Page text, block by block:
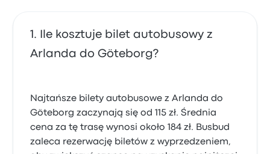
Ile kosztuje bilet autobusowy z
Arlanda do Göteborg?
Najtańsze bilety autobusowe z Arlanda do
Göteborg zaczynają się od 115 zł. Średnia
cena za tę trasę wynosi około 184 zł. Busbud
zaleca rezerwację biletów z wyprzedzeniem,